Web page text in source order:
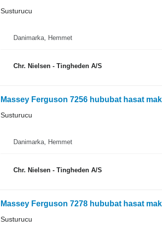
Susturucu
Danimarka, Hemmet
Chr. Nielsen - Tingheden A/S
Massey Ferguson 7256 hububat hasat
Susturucu
Danimarka, Hemmet
Chr. Nielsen - Tingheden A/S
Massey Ferguson 7278 hububat hasat
Susturucu